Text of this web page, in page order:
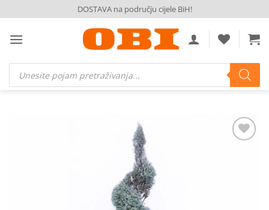
to
content
DOSTAVA na području cijele BiH!
Products
search